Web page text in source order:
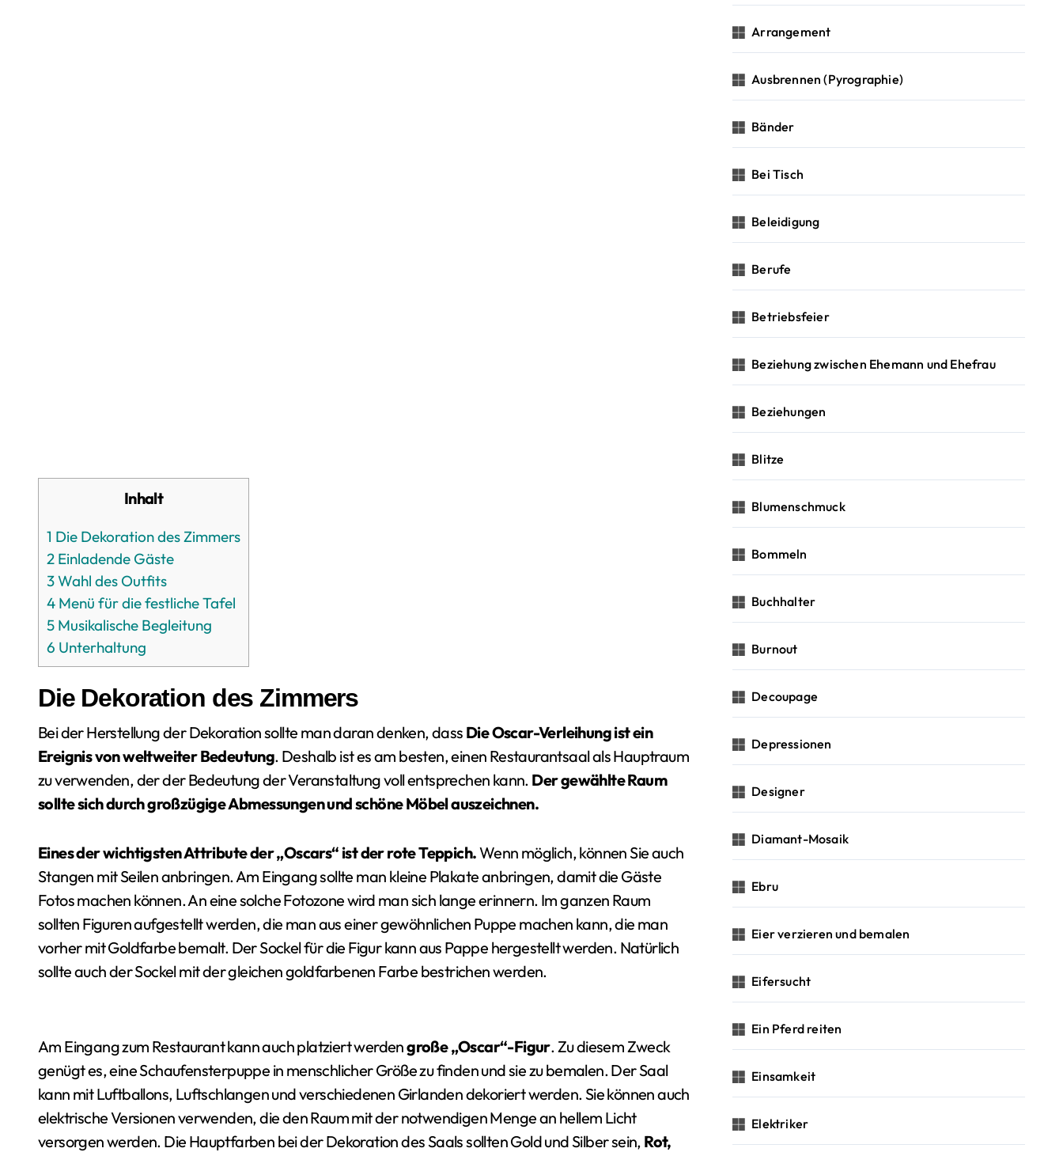
Inhalt
1 Die Dekoration des Zimmers
2 Einladende Gäste
3Wahl des Outfits
4 Menü für die festliche Tafel
5 Musikalische Begleitung
6 Unterhaltung
Die Dekoration des Zimmers
Bei der Herstellung der Dekoration sollte man daran denken, dass Die Oscar-Verleihung ist ein
Ereignis von weltweiter Bedeutung. Deshalb ist es am besten, einen Restaurantsaal als Hauptraum
zu verwenden, der der Bedeutung der Veranstaltung voll entsprechen kann. Der gewählte Raum
sollte sich durch großzügige Abmessungen und schöne Möbel auszeichnen.
Eines der wichtigsten Attribute der „Oscars“ ist der rote Teppich.Wenn möglich, können Sie auch
Stangen mit Seilen anbringen. Am Eingang sollte man kleine Plakate anbringen, damit die Gäste
Fotos machen können. An eine solche Fotozone wird man sich lange erinnern. Im ganzen Raum
sollten Figuren aufgestellt werden, die man aus einer gewöhnlichen Puppe machen kann, die man
vorher mit Goldfarbe bemalt. Der Sockel für die Figur kann aus Pappe hergestellt werden. Natürlich
sollte auch der Sockel mit der gleichen goldfarbenen Farbe bestrichen werden.
Am Eingang zum Restaurant kann auch platziert werdengroße „Oscar“-Figur. Zu diesem Zweck
genügt es, eine Schaufensterpuppe in menschlicher Größe zu finden und sie zu bemalen. Der Saal
kann mit Luftballons, Luftschlangen und verschiedenen Girlanden dekoriert werden. Sie können auch
elektrische Versionen verwenden, die den Raum mit der notwendigen Menge an hellem Licht
versorgen werden. Die Hauptfarben bei der Dekoration des Saals sollten Gold und Silber sein, Rot,
Arrangement
Ausbrennen (Pyrographie)
Bänder
Bei Tisch
Beleidigung
Berufe
Betriebsfeier
Beziehung zwischen Ehemann und Ehefrau
Beziehungen
Blitze
Blumenschmuck
Bommeln
Buchhalter
Burnout
Decoupage
Depressionen
Designer
Diamant-Mosaik
Ebru
Eier verzieren und bemalen
Eifersucht
Ein Pferd reiten
Einsamkeit
Elektriker